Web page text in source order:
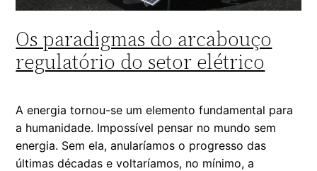
Os paradigmas do arcabouço
regulatório do setor elétrico
A energia tornou-se um elemento fundamental para
a humanidade. Impossível pensar no mundo sem
energia. Sem ela, anularíamos o progresso das
últimas décadas e voltaríamos, no mínimo, a